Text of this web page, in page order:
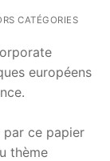
CATÉGORIES
européens
par ce papier
thème